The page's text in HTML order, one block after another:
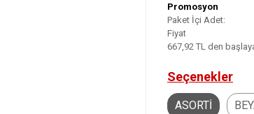
Promosyon
Paket İçi Adet:
Fiyat
667,92 TL den
Seçenekler
ASORTİ